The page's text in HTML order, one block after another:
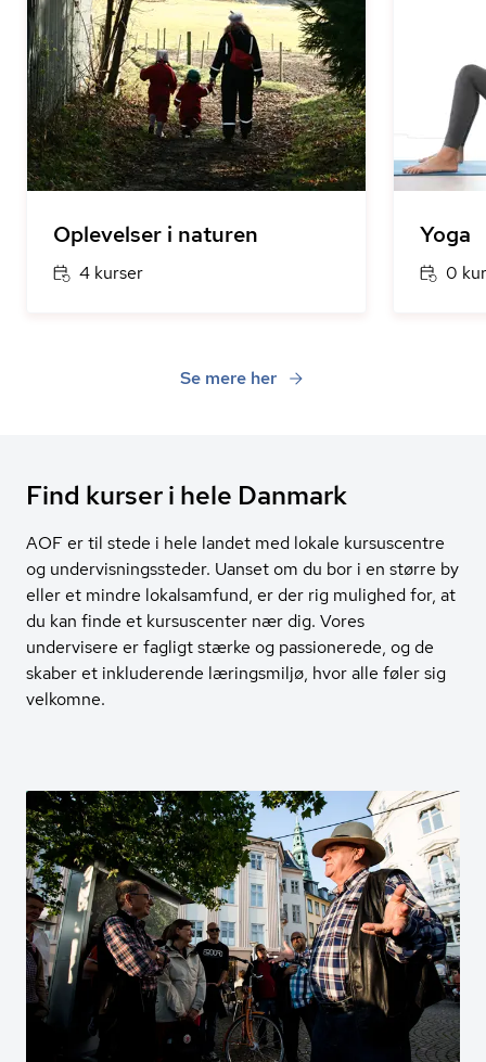
Oplevelser i naturen
4 kurser
Yoga
0
Se mere her
Find kurser i hele Danmark
AOF er til stede i hele landet med lokale kursuscentre
og undervisningssteder. Uanset om du bor i en større by
eller et mindre lokalsamfund, er der rig mulighed for, at
du kan finde et kursuscenter nær dig. Vores
undervisere er fagligt stærke og passionerede, og de
skaber et inkluderende læringsmiljø, hvor alle føler sig
velkomne.